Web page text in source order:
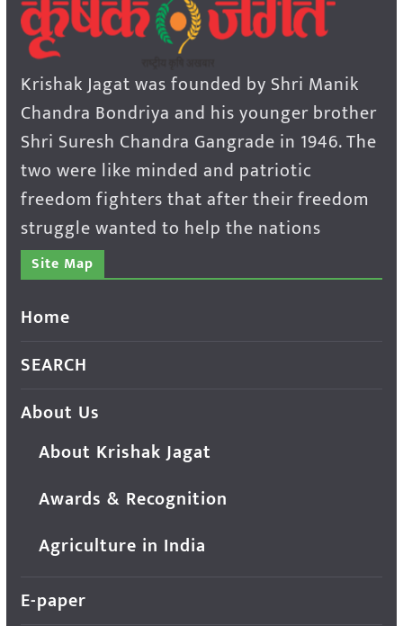
Krishak Jagat was founded by Shri Manik
Chandra Bondriya and his younger brother
Shri Suresh Chandra Gangrade in 1946. The
two were like minded and patriotic
freedom fighters that after their freedom
struggle wanted to help the nations
Site Map
Home
SEARCH
About Us
About Krishak Jagat
Awards & Recognition
Agriculture in India
E-paper